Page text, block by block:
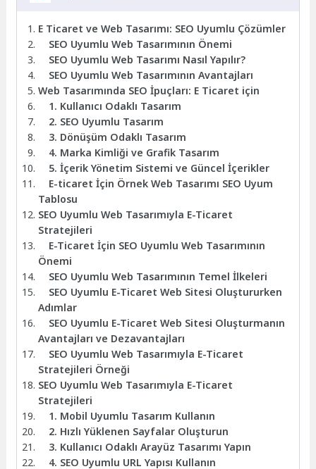
E Ticaret ve Web Tasarımı: SEO Uyumlu Çözümler
SEO Uyumlu Web Tasarımının Önemi
SEO Uyumlu Web Tasarımı Nasıl Yapılır?
SEO Uyumlu Web Tasarımının Avantajları
Web Tasarımında SEO İpuçları: E Ticaret için
1. Kullanıcı Odaklı Tasarım
2. SEO Uyumlu Tasarım
3. Dönüşüm Odaklı Tasarım
4. Marka Kimliği ve Grafik Tasarım
5. İçerik Yönetim Sistemi ve Güncel İçerikler
E-ticaret İçin Örnek Web Tasarımı SEO Uyum
Tablosu
SEO Uyumlu Web Tasarımıyla E-Ticaret
Stratejileri
E-Ticaret İçin SEO Uyumlu Web Tasarımının
Önemi
SEO Uyumlu Web Tasarımının Temel İlkeleri
SEO Uyumlu E-Ticaret Web Sitesi Oluştururken
Adımlar
SEO Uyumlu E-Ticaret Web Sitesi Oluşturmanın
Avantajları ve Dezavantajları
SEO Uyumlu Web Tasarımıyla E-Ticaret
Stratejileri Örneği
SEO Uyumlu Web Tasarımıyla E-Ticaret
Stratejileri
1. Mobil Uyumlu Tasarım Kullanın
2. Hızlı Yüklenen Sayfalar Oluşturun
3. Kullanıcı Odaklı Arayüz Tasarımı Yapın
4. SEO Uyumlu URL Yapısı Kullanın